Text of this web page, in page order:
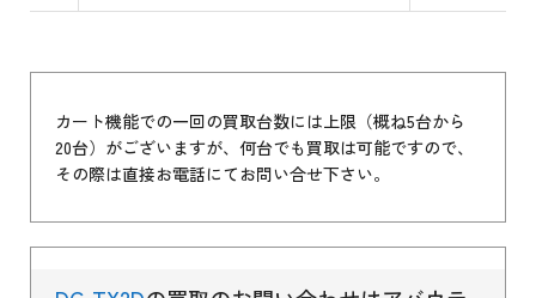
カート機能での一回の買取台数には上限（概ね5台から
20台）がございますが、何台でも買取は可能ですので、
その際は直接お電話にてお問い合せ下さい。